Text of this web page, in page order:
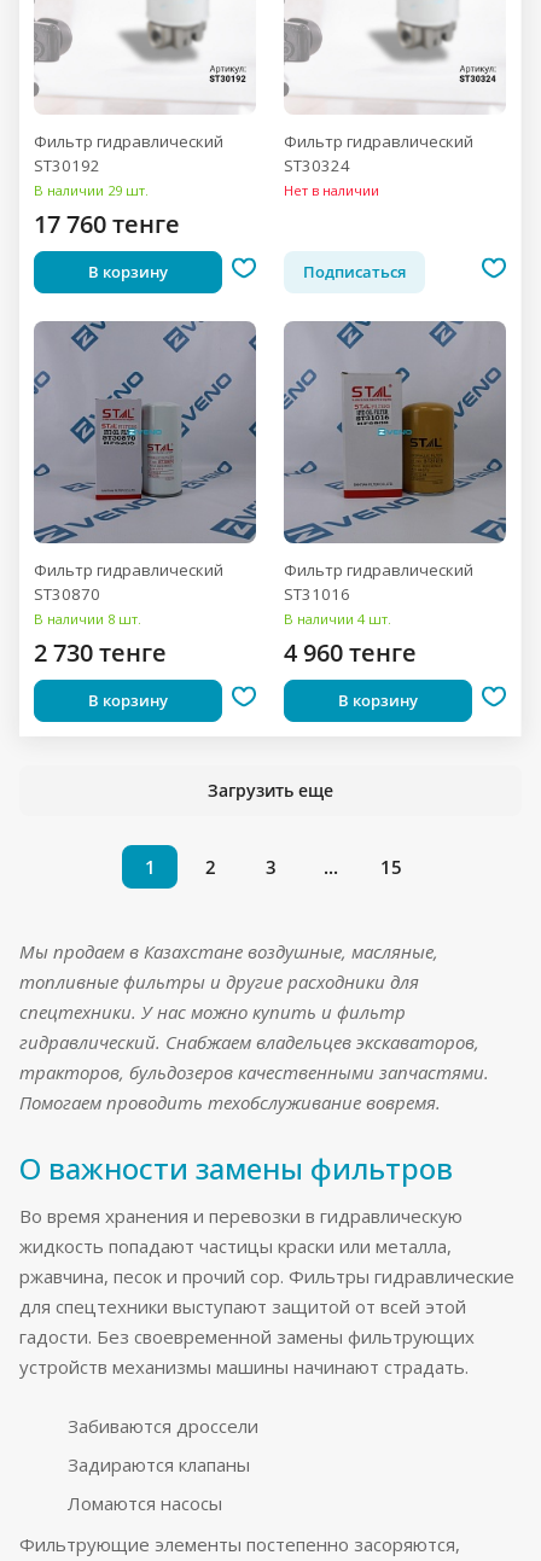
Фильтр гидравлический
ST30192
В наличии 29 шт.
17 760 тенге
В корзину
Фильтр гидравлический
ST30324
Нет в наличии
Подписаться
Фильтр гидравлический
ST30870
В наличии 8 шт.
2 730 тенге
В корзину
Фильтр гидравлический
ST31016
В наличии 4 шт.
4 960 тенге
В корзину
Загрузить еще
1 2 3 ... 15
Мы продаем в Казахстане воздушные, масляные,
топливные фильтры и другие расходники для
спецтехники. У нас можно купить и фильтр
гидравлический. Снабжаем владельцев экскаваторов,
тракторов, бульдозеров качественными запчастями.
Помогаем проводить техобслуживание вовремя.
О важности замены фильтров
Во время хранения и перевозки в гидравлическую
жидкость попадают частицы краски или металла,
ржавчина, песок и прочий сор. Фильтры гидравлические
для спецтехники выступают защитой от всей этой
гадости. Без своевременной замены фильтрующих
устройств механизмы машины начинают страдать.
Забиваются дроссели
Задираются клапаны
Ломаются насосы
Фильтрующие элементы постепенно засоряются,